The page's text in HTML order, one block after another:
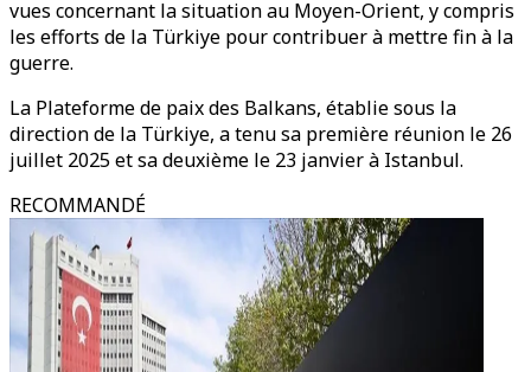
vues concernant la situation au Moyen-Orient, y compris
les efforts de la Türkiye pour contribuer à mettre fin à la
guerre.
La Plateforme de paix des Balkans, établie sous la
direction de la Türkiye, a tenu sa première réunion le 26
juillet 2025 et sa deuxième le 23 janvier à Istanbul.
RECOMMANDÉ